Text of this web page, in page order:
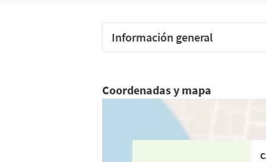
Información general
Coordenadas y mapa